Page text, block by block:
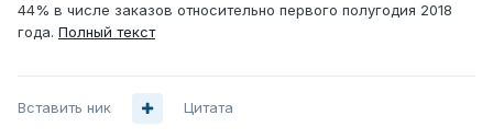
44% в числе заказов относительно первого полугодия 2018
года. Полный текст
Вставить ник Цитата